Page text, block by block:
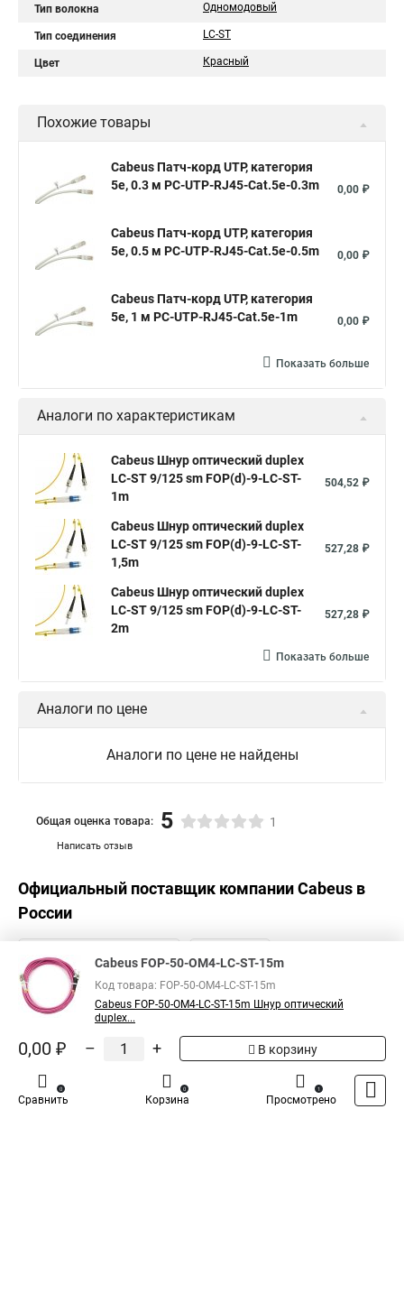
Тип волокна Одномодовый
Тип соединения LC-ST
Цвет Красный
Похожие товары
Cabeus Патч-корд UTP, категория
5e, 0.3 м PC-UTP-RJ45-Cat.5e-0.3m
0,00 ₽
Cabeus Патч-корд UTP, категория
5e, 0.5 м PC-UTP-RJ45-Cat.5e-0.5m
0,00 ₽
Cabeus Патч-корд UTP, категория
5e, 1 м PC-UTP-RJ45-Cat.5e-1m
0,00 ₽
Показать больше
Аналоги по характеристикам
Cabeus Шнур оптический duplex
LC-ST 9/125 sm FOP(d)-9-LC-ST-
1m
504,52 ₽
Cabeus Шнур оптический duplex
LC-ST 9/125 sm FOP(d)-9-LC-ST-
1,5m
527,28 ₽
Cabeus Шнур оптический duplex
LC-ST 9/125 sm FOP(d)-9-LC-ST-
2m
527,28 ₽
Показать больше
Аналоги по цене
Аналоги по цене не найдены
Написать отзыв
Общая оценка товара: 5 1
Официальный поставщик компанииCabeus в
России
Cabeus FOP-50-OM4-LC-ST-15m
Код товара: FOP-50-OM4-LC-ST-15m
Cabeus FOP-50-OM4-LC-ST-15m Шнур оптический
duplex...
0,00 ₽ – + В корзину
Сравнить
0
Корзина
0
Просмотрено
1